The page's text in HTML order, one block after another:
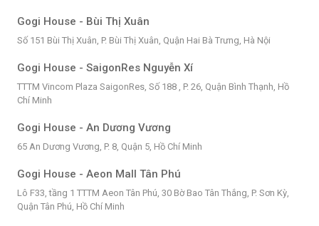
Gogi House - Bùi Thị Xuân
Số 151 Bùi Thị Xuân, P. Bùi Thị Xuân, Quận Hai Bà Trưng, Hà Nội
Gogi House - SaigonRes Nguyễn Xí
TTTM Vincom Plaza SaigonRes, Số 188 , P. 26, Quận Bình Thạnh, Hồ
Chí Minh
Gogi House - An Dương Vương
65 An Dương Vương, P. 8, Quận 5, Hồ Chí Minh
Gogi House - Aeon Mall Tân Phú
Lô F33, tầng 1 TTTM Aeon Tân Phú, 30 Bờ Bao Tân Thắng, P. Sơn Kỳ,
Quận Tân Phú, Hồ Chí Minh